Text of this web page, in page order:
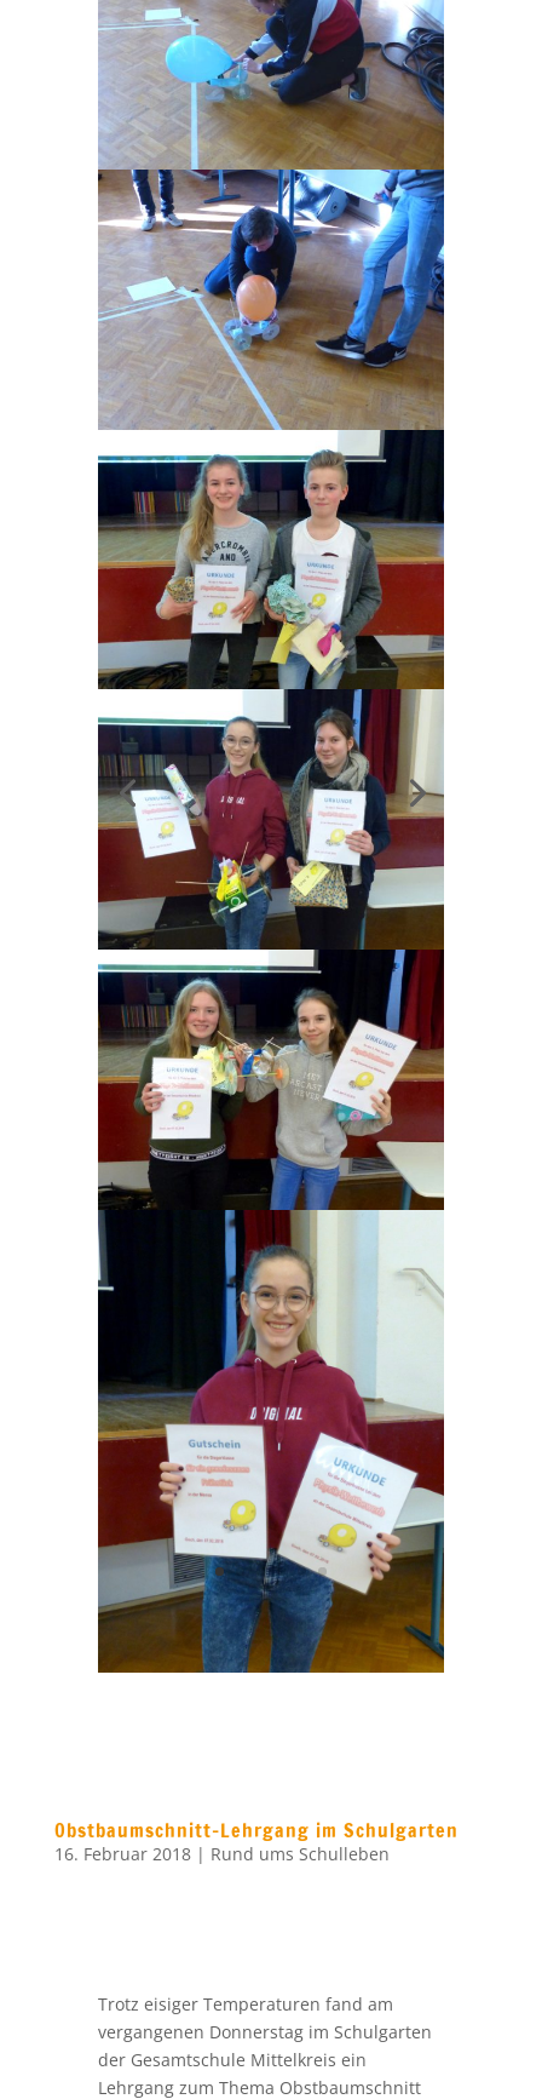
Obstbaumschnitt-Lehrgang im Schulgarten
16. Februar 2018| Rund ums Schulleben
Trotz eisiger Temperaturen fand am
vergangenen Donnerstag im Schulgarten
der Gesamtschule Mittelkreis ein
Lehrgang zum Thema Obstbaumschnitt